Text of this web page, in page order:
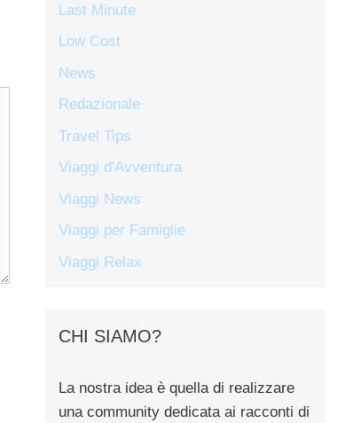
Last Minute
Low Cost
News
Redazionale
Travel Tips
Viaggi d'Avventura
Viaggi News
Viaggi per Famiglie
Viaggi Relax
CHI SIAMO?
La nostra idea è quella di realizzare
una community dedicata ai racconti di